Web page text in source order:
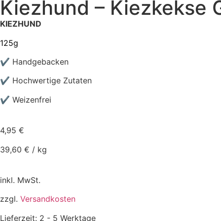
Kiezhund – Kiezkekse
KIEZHUND
125g
✔ Handgebacken
✔ Hochwertige Zutaten
✔ Weizenfrei
4,95 €
39,60 € / kg
inkl. MwSt.
zzgl. Versandkosten
Lieferzeit: 2 - 5 Werktage